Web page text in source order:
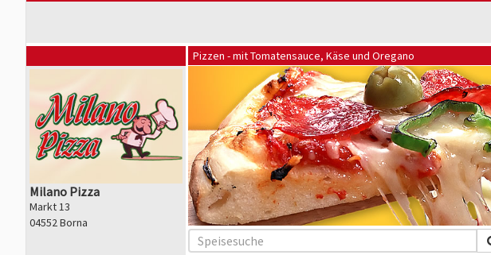
Milano Pizza
Markt 13
04552 Borna
Pizzen - mit Tomatensauce, Käse und Oregano